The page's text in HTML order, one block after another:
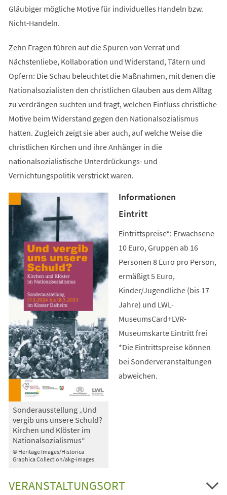
Gläubiger mögliche Motive für individuelles Handeln bzw.
Nicht-Handeln.
Zehn Fragen führen auf die Spuren von Verrat und
Nächstenliebe, Kollaboration und Widerstand, Tätern und
Opfern: Die Schau beleuchtet die Maßnahmen, mit denen die
Nationalsozialisten den christlichen Glauben aus dem Alltag
zu verdrängen suchten und fragt, welchen Einfluss christliche
Motive beim Widerstand gegen den Nationalsozialismus
hatten. Zugleich zeigt sie aber auch, auf welche Weise die
christlichen Kirchen und ihre Anhänger in die
nationalsozialistische Unterdrückungs- und
Vernichtungspolitik verstrickt waren.
© Heritage Images/Historica
Graphica Collection/akg-images
Sonderausstellung „Und
vergib uns unsere Schuld?
Kirchen und Klöster im
Nationalsozialismus“
Informationen
Eintritt
Eintrittspreise*: Erwachsene
10 Euro, Gruppen ab 16
Personen 8 Euro pro Person,
ermäßigt 5 Euro,
Kinder/Jugendliche (bis 17
Jahre) und LWL-
MuseumsCard+LVR-
Museumskarte Eintritt frei
*Die Eintrittspreise können
bei Sonderveranstaltungen
abweichen.
VERANSTALTUNGSORT